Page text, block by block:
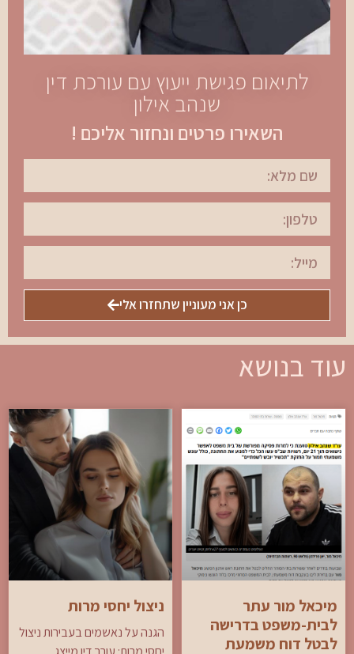
לתיאום פגישת ייעוץ עם עורכת דין
שנהב אילון
השאירו פרטים ונחזור אליכם !
כן אני מעוניין שתחזרו אלי
עוד בנושא
מיכאל מור עתר
לבית-משפט בדרישה
לבטל דוח משמעת
ניצול יחסי מרות
הגנה על נאשמים בעבירות ניצול